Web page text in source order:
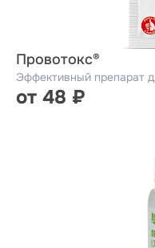
Провотокс®
Эффективный препарат
от 48 ₽